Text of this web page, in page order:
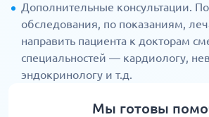
Дополнительные консультации.
обследования, по показаниям,
направить пациента к докторам
специальностей — кардиологу,
эндокринологу и т.д.
Мы готовы